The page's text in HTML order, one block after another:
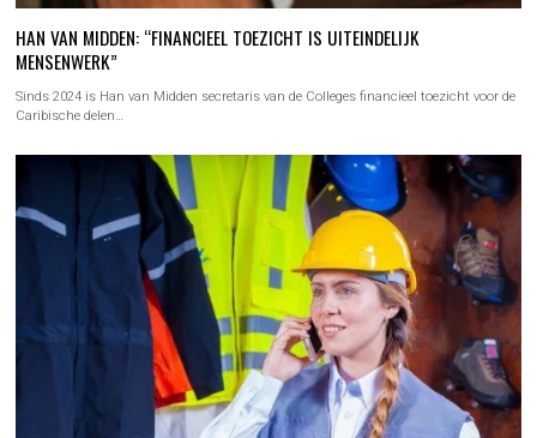
HAN VAN MIDDEN: “FINANCIEEL TOEZICHT IS UITEINDELIJK
MENSENWERK”
Sinds 2024 is Han van Midden secretaris van de Colleges financieel toezicht voor de
Caribische delen…